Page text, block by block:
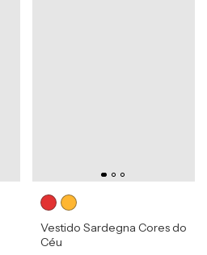
Vestido Sardegna Cores do
Céu